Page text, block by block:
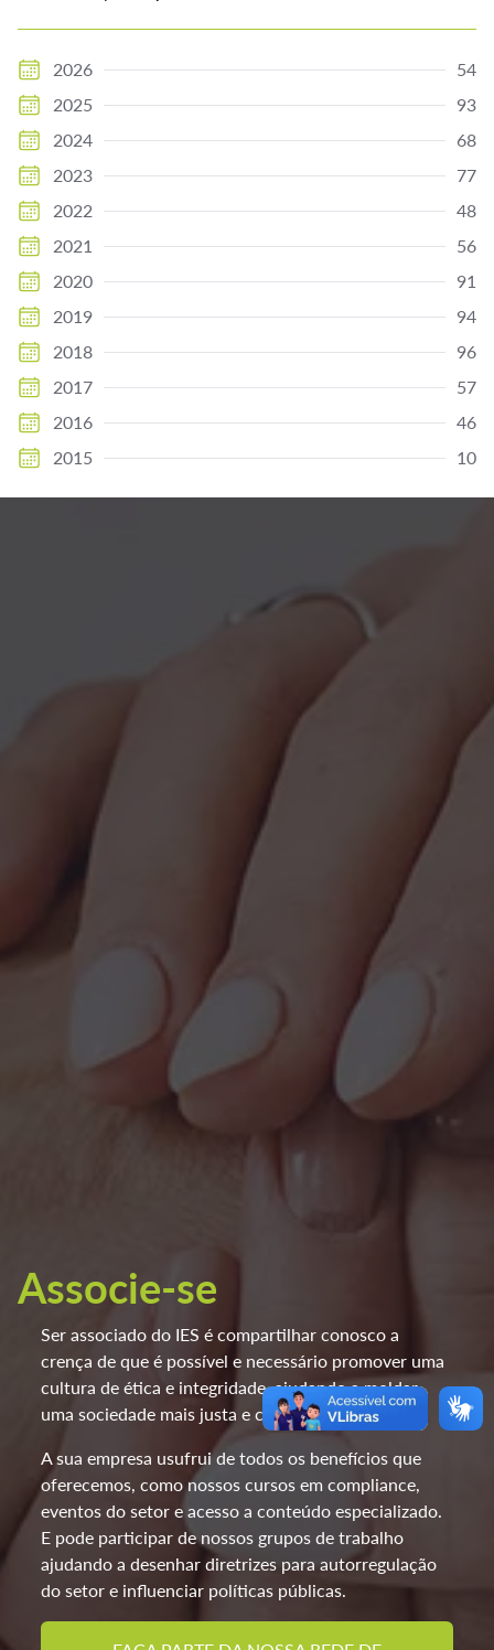
2026
54
2025
93
2024
68
2023
77
2022
48
2021
56
2020
91
2019
94
2018
96
2017
57
2016
46
2015
10
Associe-se
Ser associado do IES é compartilhar conosco a
crença de que é possível e necessário promover uma
cultura de ética e integridade, ajudando a moldar
uma sociedade mais justa e compassiva.
A sua empresa usufrui de todos os benefícios que
oferecemos, como nossos cursos em compliance,
eventos do setor e acesso a conteúdo especializado.
E pode participar de nossos grupos de trabalho
ajudando a desenhar diretrizes para autorregulação
do setor e influenciar políticas públicas.